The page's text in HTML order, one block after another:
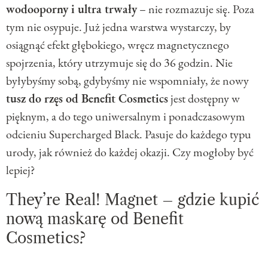
wodooporny i ultra trwały– nie rozmazuje się. Poza
tym nie osypuje. Już jedna warstwa wystarczy, by
osiągnąć efekt głębokiego, wręcz magnetycznego
spojrzenia, który utrzymuje się do 36 godzin. Nie
byłybyśmy sobą, gdybyśmy nie wspomniały, że nowy
tusz do rzęs od Benefit Cosmeticsjest dostępny w
pięknym, a do tego uniwersalnym i ponadczasowym
odcieniu Supercharged Black. Pasuje do każdego typu
urody, jak również do każdej okazji. Czy mogłoby być
lepiej?
They’re Real! Magnet – gdzie kupić
nową maskarę od Benefit
Cosmetics?